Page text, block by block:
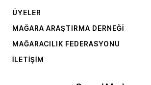
ÜYELER
MAĞARA ARAŞTIRMA DERNEĞI
MAĞARACILIK FEDERASYONU
İLETIŞIM